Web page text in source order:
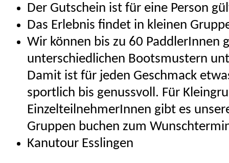
Der Gutschein ist für eine Person
Das Erlebnis findet in kleinen
Wir können bis zu 60 PaddlerInnen
unterschiedlichen Bootsmustern
Damit ist für jeden Geschmack
sportlich bis genussvoll. Für
EinzelteilnehmerInnen gibt es
Gruppen buchen zum
Kanutour Esslingen